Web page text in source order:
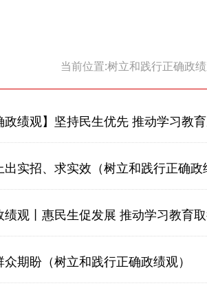
当前位置:树立和践行正确政
政绩观】坚持民生优先 推动学习教
实招、求实效（树立和践行正确政
观丨惠民生促发展 推动学习教育
期盼（树立和践行正确政绩观）